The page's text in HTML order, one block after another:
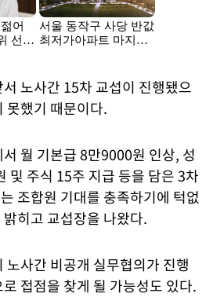
노사간 15차 교섭이 진행됐으
못했기 때문이다.
월 기본급 8만9000원 인상, 성
및 주식 15주 지급 등을 담은 3차
조합원 기대를 충족하기에 턱없
히고 교섭장을 나왔다.
노사간 비공개 실무협의가 진행
접점을 찾게 될 가능성도 있다.